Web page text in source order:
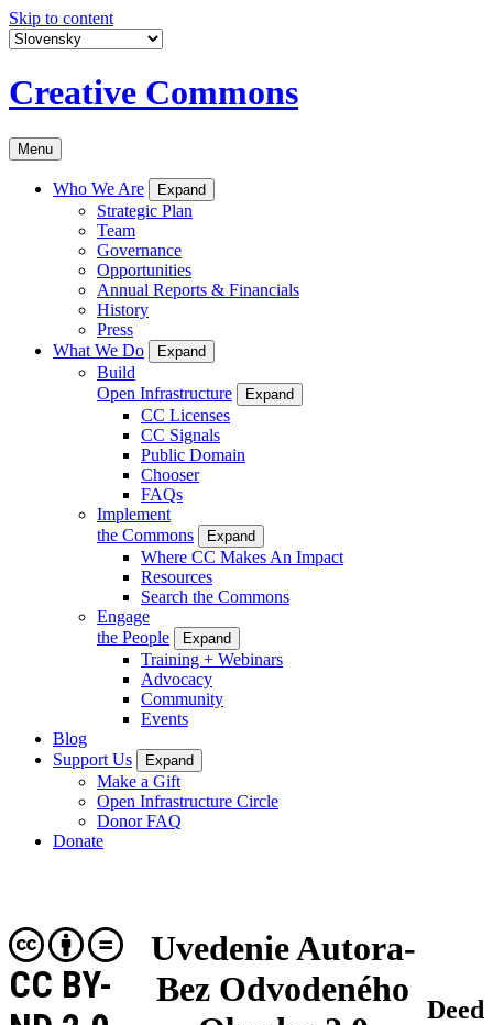
Skip to content
Creative Commons
Menu
Who We Are Expand
Strategic Plan
Team
Governance
Opportunities
Annual Reports & Financials
History
Press
What We Do
Expand
Build
Open Infrastructure
Expand
CC Licenses
CC Signals
Public Domain
Chooser
FAQs
Implement
the Commons
Expand
Where CC Makes An Impact
Resources
Search the Commons
Engage
the People
Expand
Training + Webinars
Advocacy
Community
Events
Blog
Support Us
Expand
Make a Gift
Open Infrastructure Circle
Donor FAQ
Donate
Uvedenie Autora-
Bez Odvodeného
CC BY-
Deed